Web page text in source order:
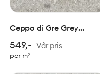
Ceppo di Gre Grey
549,- Vår pris
per m²